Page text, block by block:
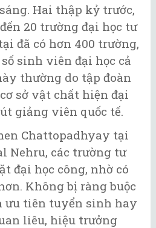
Hai thập kỷ trước,
20 trường đại học tư
đã có hơn 400 trường,
sinh viên đại học cả
thường do tập đoàn
sở vật chất hiện đại
giảng viên quốc tế.
Chattopadhyay tại
Nehru, các trường tư
đại học công, nhờ có
Không bị ràng buộc
ưu tiên tuyển sinh hay
liêu, hiệu trưởng